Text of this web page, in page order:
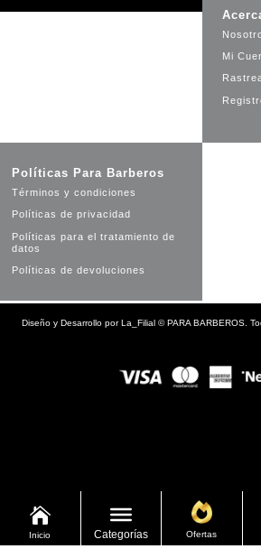
Mi
Políticas Para Barberos
Términos y condiciones
Políticas de privacidad
Políticas para el tratamiento de
datos
Políticas de devoluciones
Diseño y Desarrollo porLa_Filial ©PARA BARBEROS.

Inicio Categorías Ofertas